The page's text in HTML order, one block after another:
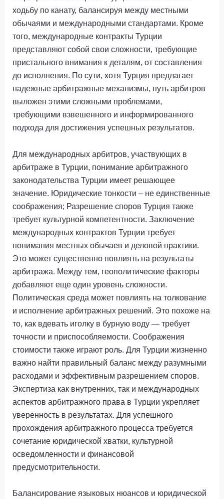
ходьбу по канату, балансируя между местными
обычаями и международными стандартами. Кроме
того, международные контракты Турции
представляют собой свои сложности, требующие
пристального внимания к деталям, от составления
до исполнения. По сути, хотя Турция предлагает
надежные арбитражные механизмы, путь арбитров
выложен этими сложными проблемами,
требующими взвешенного и информированного
подхода для достижения успешных результатов.
Для международных арбитров, участвующих в
арбитраже в Турции, понимание арбитражного
законодательства Турции имеет решающее
значение. Юридические тонкости – не единственные
соображения; Разрешение споров Турция также
требует культурной компетентности. Заключение
международных контрактов Турции требует
понимания местных обычаев и деловой практики.
Это может существенно повлиять на результаты
арбитража. Между тем, геополитические факторы
добавляют еще один уровень сложности.
Политическая среда может повлиять на толкование
и исполнение арбитражных решений. Это похоже на
то, как вдевать иголку в бурную воду — требует
точности и приспособляемости. Соображения
стоимости также играют роль. Для Турции жизненно
важно найти правильный баланс между разумными
расходами и эффективным разрешением споров.
Экспертиза как внутренних, так и международных
аспектов арбитражного права в Турции укрепляет
уверенность в результатах. Для успешного
прохождения арбитражного процесса требуется
сочетание юридической хватки, культурной
осведомленности и финансовой
предусмотрительности.
Балансирование языковых нюансов и юридической